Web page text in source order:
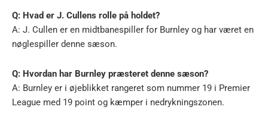
Q: Hvad er J. Cullens rolle på holdet?
A: J. Cullen er en midtbanespiller for Burnley og har været en
nøglespiller denne sæson.
Q: Hvordan har Burnley præsteret denne sæson?
A: Burnley er i øjeblikket rangeret som nummer 19 i Premier
League med 19 point og kæmper i nedrykningszonen.